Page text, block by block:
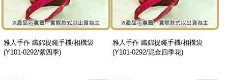
雅人手作 織錦提繩手機/相機袋
(Y101-0292/紫四季)
雅人手作 織錦提繩手機/相機袋
(Y101-0292/泥金四季花)